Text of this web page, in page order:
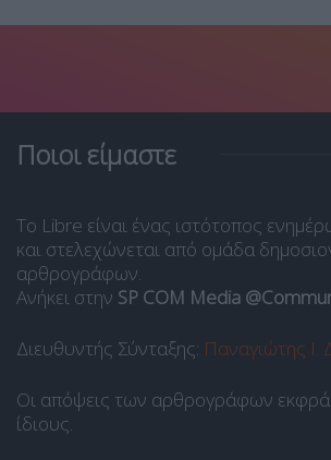
Ποιοι είμαστε
Το Libre είναι ένας ιστότοπος
και στελεχώνεται από ομάδα
αρθρογράφων.
Ανήκει στην SP COM Media
Διευθυντής Σύνταξης: Παναγιώτης Ι.
Οι απόψεις των αρθρογράφων
ίδιους.